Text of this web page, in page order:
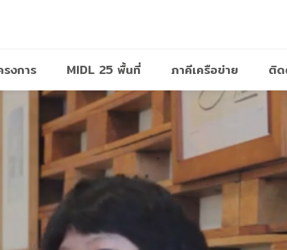
งการ MIDL 25 พื้นที่ ภาคีเครือข่าย ติด